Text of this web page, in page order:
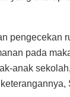
pengecekan
pada
anak